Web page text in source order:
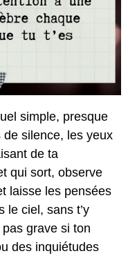
simple, presque
silence, les yeux
de ta
qui sort, observe
laisse les pensées
le ciel, sans t’y
grave si ton
des inquiétudes